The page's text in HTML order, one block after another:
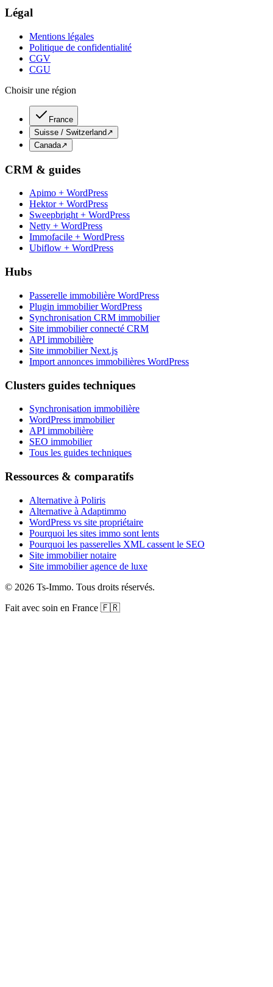
Légal
Mentions légales
Politique de confidentialité
CGV
CGU
Choisir une région
France
Suisse / Switzerland ↗
Canada↗
CRM & guides
Apimo + WordPress
Hektor + WordPress
Sweepbright + WordPress
Netty + WordPress
Immofacile + WordPress
Ubiflow + WordPress
Hubs
Passerelle immobilière WordPress
Plugin immobilier WordPress
Synchronisation CRM immobilier
Site immobilier connecté CRM
API immobilière
Site immobilier Next.js
Import annonces immobilières WordPress
Clusters guides techniques
Synchronisation immobilière
WordPress immobilier
API immobilière
SEO immobilier
Tous les guides techniques
Ressources & comparatifs
Alternative à Poliris
Alternative à Adaptimmo
WordPress vs site propriétaire
Pourquoi les sites immo sont lents
Pourquoi les passerelles XML cassent le SEO
Site immobilier notaire
Site immobilier agence de luxe
© 2026 Ts-Immo. Tous droits réservés.
Fait avec soin en France 🇫🇷